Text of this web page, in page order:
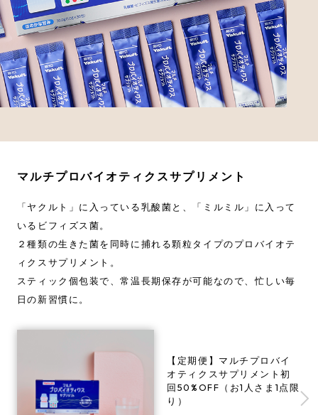
マルチプロバイオティクスサプリメント
「ヤクルト」に入っている乳酸菌と、
「ミルミル」に入って
いるビフィズス菌。
２種類の生きた菌を同時に捕れる顆粒タイプのプロバイオテ
ィクスサプリメント。
スティック個包装で、常温長期保存が可能なので、忙しい毎
日の新習慣に。
【定期便】マルチプロバイ
オティクスサプリメント初
回50%OFF（お1人さま1点限
り）